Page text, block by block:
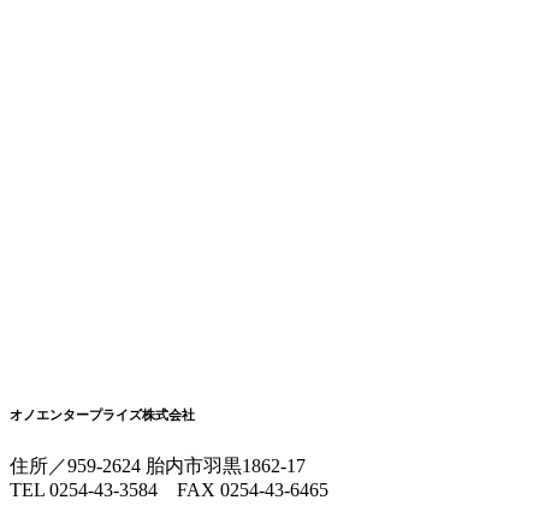
オノエンタープライズ株式会社
住所／959-2624 胎内市羽黒1862-17
TEL 0254-43-3584 FAX 0254-43-6465